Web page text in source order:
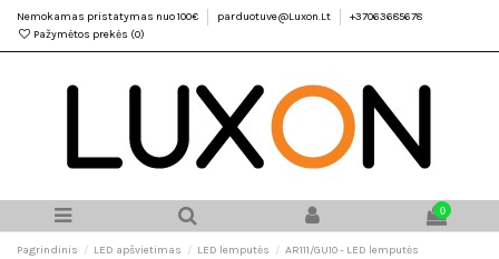
Nemokamas pristatymas nuo 100€ parduotuve@Luxon.Lt
+37063685678
Pažymėtos prekės (0)
0
Pagrindinis LED apšvietimas LED lemputės AR111/GU10 - LED lemputės